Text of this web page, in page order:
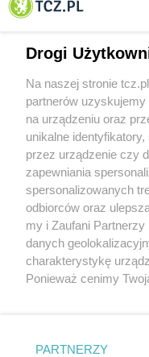
O FIRMIE
REKLAMA
Aktualności
Tcz24
Historia miasta
Drogi
Na naszej stronie
partnerów
na urządzeniu oraz
unikalne
przez urządzenie czy
zapewniania
spersonalizowanych
odbiorców oraz
my i Zaufani
danych
charakterystykę
Ponieważ cenimy
znajdujący się w
PARTNERZY